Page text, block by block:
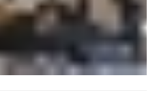
: ne plus être une
une force autonome capable
À l'arrière-plan, une
: l'unification doit se
scellera définitivement le